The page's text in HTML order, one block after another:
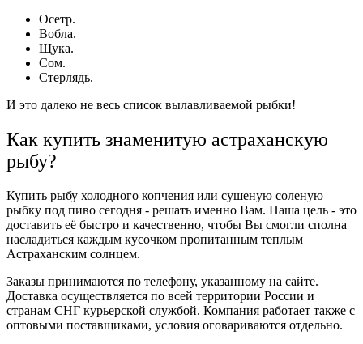
Осетр.
Вобла.
Щука.
Сом.
Стерлядь.
И это далеко не весь список вылавливаемой рыбки!
Как купить знаменитую астраханскую
рыбу?
Купить рыбу холодного копчения или сушеную соленую
рыбку под пиво сегодня - решать именно Вам. Наша цель - это
доставить её быстро и качественно, чтобы Вы смогли сполна
насладиться каждым кусочком пропитанным теплым
Астраханским солнцем.
Заказы принимаются по телефону, указанному на сайте.
Доставка осуществляется по всей территории России и
странам СНГ курьерской службой. Компания работает также с
оптовыми поставщиками, условия оговариваются отдельно.